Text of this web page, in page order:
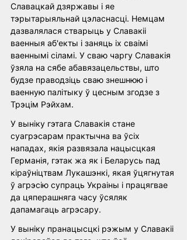
Славацкай дзяржавы і яе
тэрытарыяльнай цэласнасці. Немцам
дазвалялася стварыць у Славакіі
ваенныя аб'екты і заняць іх сваімі
ваеннымі сіламі. У сваю чаргу Славакія
ўзяла на сябе абавязацельствы, што
будзе праводзіць сваю знешнюю і
ваенную палітыку ў цесным згодзе з
Трэцім Рэйхам.
У выніку гэтага Славакія стане
суагрэсарам практычна ва ўсіх
нападах, якія развязала нацысцкая
Германія, гэтак жа як і Беларусь пад
кіраўніцтвам Лукашэнкі, якая ўцягнутая
ў агрэсію супраць Украіны і працягвае
да цяперашняга часу ўсяляк
дапамагаць агрэсару.
У выніку пранацысцкі рэжым у Славакіі